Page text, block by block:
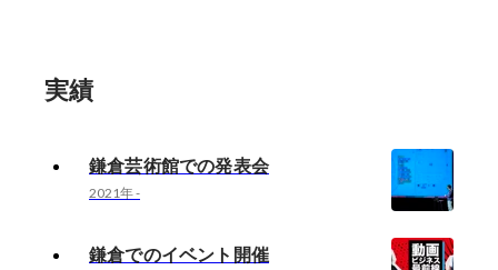
実績
鎌倉芸術館での発表会
2021年-
鎌倉でのイベント開催